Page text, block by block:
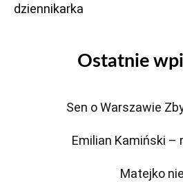
dziennikarka
Ostatnie
Sen o Warszawie
Emilian Kamiński –
Matejko